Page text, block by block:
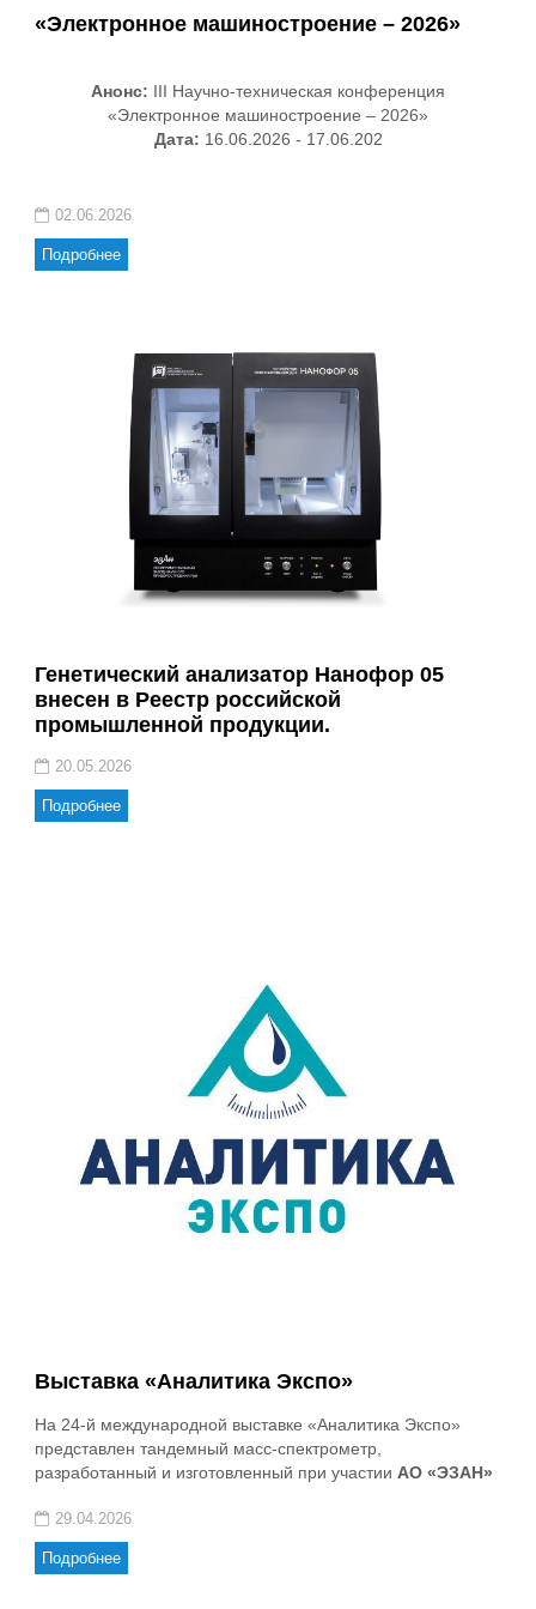
«Электронное машиностроение – 2026»
Анонс: III Научно-техническая конференция
«Электронное машиностроение – 2026»
Дата: 16.06.2026 - 17.06.202
02.06.2026
Подробнее
Генетический анализатор Нанофор 05
внесен в Реестр российской
промышленной продукции.
20.05.2026
Подробнее
Выставка «Аналитика Экспо»
На 24-й международной выставке «Аналитика Экспо»
представлен тандемный масс-спектрометр,
разработанный и изготовленный при участии АО «ЭЗАН»
29.04.2026
Подробнее